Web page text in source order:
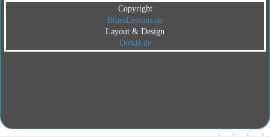
Copyright
BluesLessons.de
Layout & Design
DirkH.de